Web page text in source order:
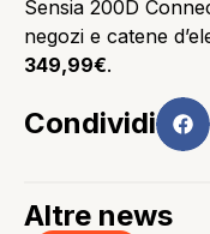
Sensia 200D
negozi e catene
349,99€.
Condividi
Altre news